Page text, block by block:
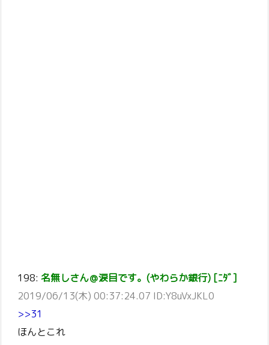
198: 名無しさん＠涙目です。(やわらか銀行) [ﾆﾀﾞ]
2019/06/13(木) 00:37:24.07 ID:Y8uVxJKL0
>>31
ほんとこれ